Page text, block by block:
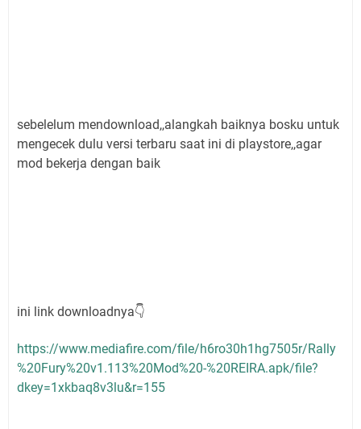
sebelelum mendownload,,alangkah baiknya bosku untuk
mengecek dulu versi terbaru saat ini di playstore,,agar
mod bekerja dengan baik
ini link downloadnya👇
https://www.mediafire.com/file/h6ro30h1hg7505r/Rally
%20Fury%20v1.113%20Mod%20-%20REIRA.apk/file?
dkey=1xkbaq8v3lu&r=155